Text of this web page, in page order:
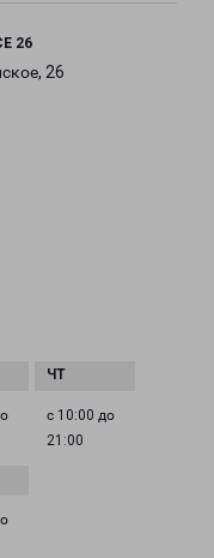
26
26
с 10:00 до
21:00